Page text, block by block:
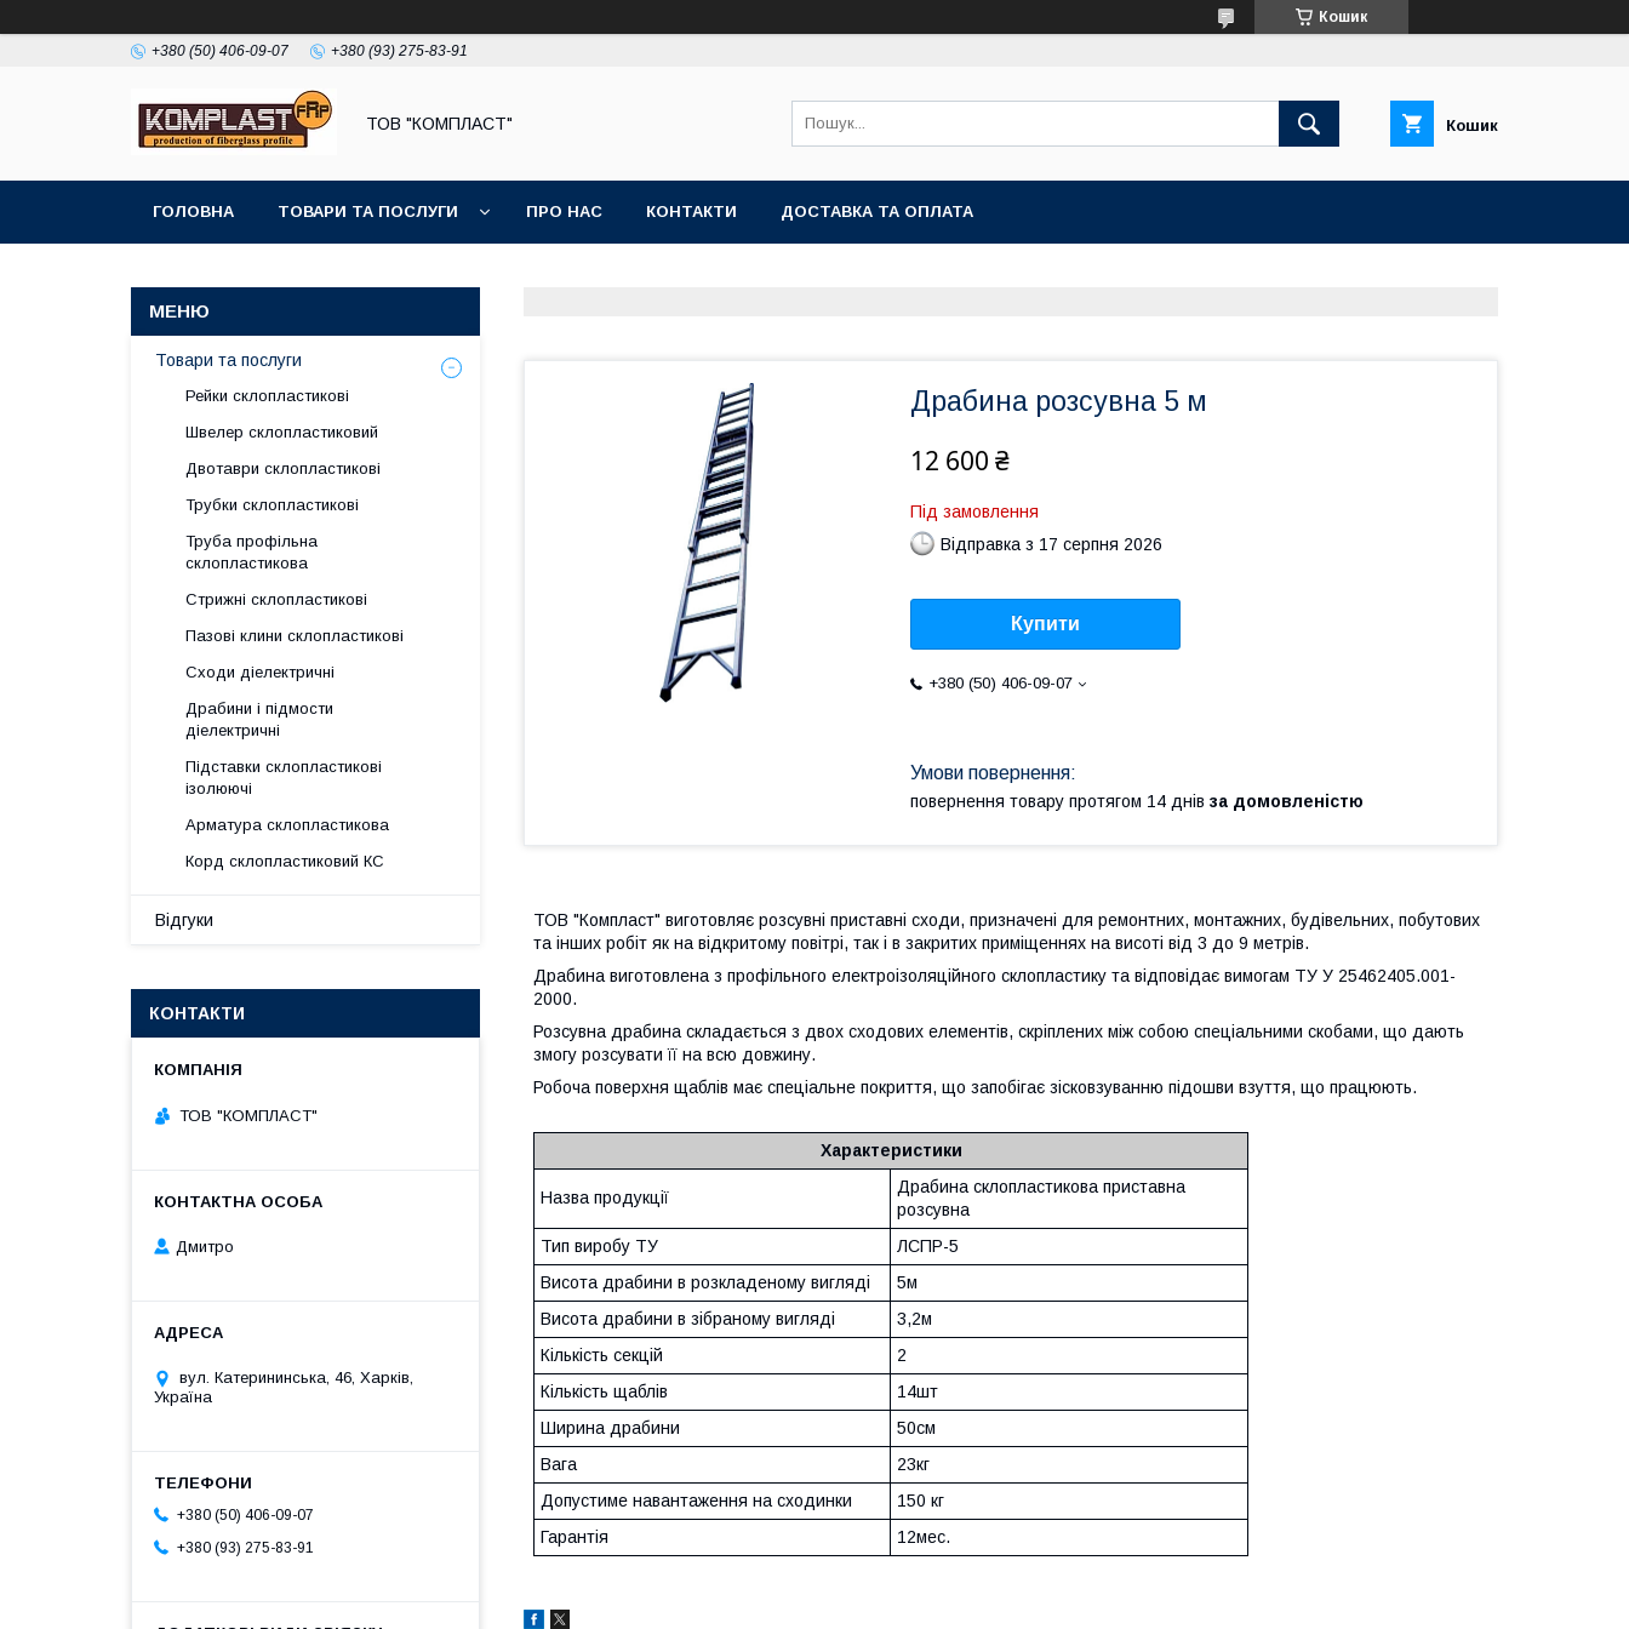
Кошик
+380 (50) 406-09-07 +380 (93) 275-83-91
ТОВ "КОМПЛАСТ" Кошик
ГОЛОВНА ТОВАРИ ТА ПОСЛУГИ ПРО НАС КОНТАКТИ ДОСТАВКА ТА ОПЛАТА
Драбина розсувна 5 м
12 600 ₴
Під замовлення
Відправка з 17 серпня 2026
Купити
+380 (50) 406-09-07
повернення товару протягом 14 днів за домовленістю
ТОВ "Компласт" виготовляє розсувні приставні сходи, призначені для ремонтних, монтажних, будівельних, побутових
та інших робіт як на відкритому повітрі, так і в закритих приміщеннях на висоті від 3 до 9 метрів.
Драбина виготовлена з профільного електроізоляційного склопластику та відповідає вимогам ТУ У 25462405.001-
2000.
Розсувна драбина складається з двох сходових елементів, скріплених між собою спеціальними скобами, що дають
змогу розсувати її на всю довжину.
Робоча поверхня щаблів має спеціальне покриття, що запобігає зісковзуванню підошви взуття, що працюють.
Характеристики
Назва продукції
Драбина склопластикова приставна
розсувна
Тип виробу ТУ
ЛСПР-5
Висота драбини в розкладеному вигляді
5м
Висота драбини в зібраному вигляді
3,2м
Кількість секцій
2
Кількість щаблів
14шт
Ширина драбини
50см
Вага
23кг
Допустиме навантаження на сходинки
150 кг
Гарантія
12мес.
Товари та послуги
Рейки склопластикові
Швелер склопластиковий
Двотаври склопластикові
Трубки склопластикові
Труба профільна
склопластикова
Стрижні склопластикові
Пазові клини склопластикові
Сходи діелектричні
Драбини і підмости
діелектричні
Підставки склопластикові
ізолюючі
Арматура склопластикова
Корд склопластиковий КС
Відгуки
КОНТАКТИ
ТОВ "КОМПЛАСТ"
Дмитро
вул. Катерининська, 46, Харків,
Україна
+380 (50) 406-09-07
+380 (93) 275-83-91